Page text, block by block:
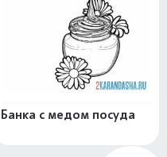
Банка с медом посуда